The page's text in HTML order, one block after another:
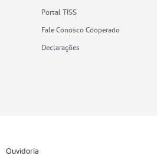
Portal TISS
Fale Conosco Cooperado
Declarações
Ouvidoria